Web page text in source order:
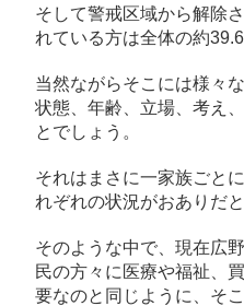
の
校
を
さ
せ
て
い
た
そして警戒区域から解除
れている方は全体の約
当然ながらそこには様々
状態、年齢、立場、考え
とでしょう。
それはまさに一家族ごと
れぞれの状況がおありだと
そのような中で、現在広
民の方々に医療や福祉、
要なのと同じように、そ